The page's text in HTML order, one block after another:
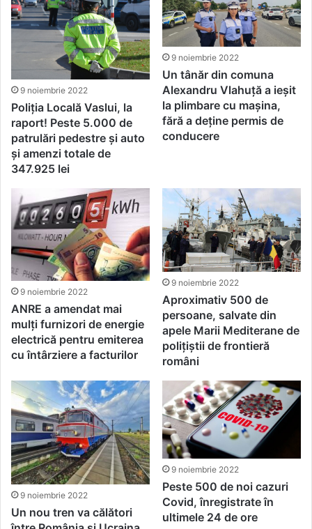
9 noiembrie 2022
Poliția Locală Vaslui, la
raport! Peste 5.000 de
patrulări pedestre și auto
și amenzi totale de
347.925 lei
9 noiembrie 2022
Un tânăr din comuna
Alexandru Vlahuță a ieșit
la plimbare cu mașina,
fără a deține permis de
conducere
9 noiembrie 2022
ANRE a amendat mai
mulți furnizori de energie
electrică pentru emiterea
cu întârziere a facturilor
9 noiembrie 2022
Aproximativ 500 de
persoane, salvate din
apele Marii Mediterane de
poliţiştii de frontieră
români
9 noiembrie 2022
Un nou tren va călători
9 noiembrie 2022
Peste 500 de noi cazuri
Covid, înregistrate în
ultimele 24 de ore